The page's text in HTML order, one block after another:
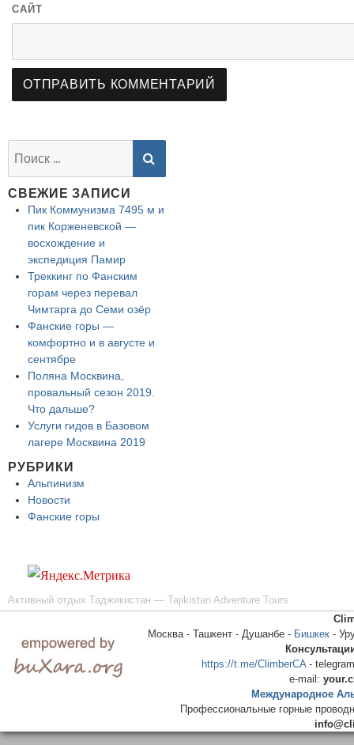
САЙТ
SEARCH
СВЕЖИЕ ЗАПИСИ
Пик Коммунизма 7495 м и
пик Корженевской —
восхождение и
экспедиция Памир
Треккинг по Фанским
горам через перевал
Чимтарга до Семи озёр
Фанские горы —
комфортно и в августе и
сентябре
Поляна Москвина,
провальный сезон 2019.
Что дальше?
Услуги гидов в Базовом
лагере Москвина 2019
РУБРИКИ
Альпинизм
Новости
Фанские горы
Активный отдых Таджикистан — Tajikistan Adventure Tours
Москва - Ташкент - Душанбе - Бишкек -
https://t.me/ClimberCA-
e-mail:
Международное
Профессиональные горные